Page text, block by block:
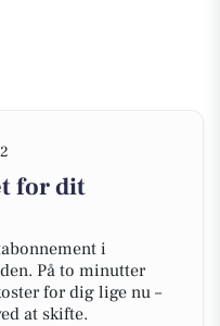
for dit
i
På to minutter
for dig lige nu –
at skifte.